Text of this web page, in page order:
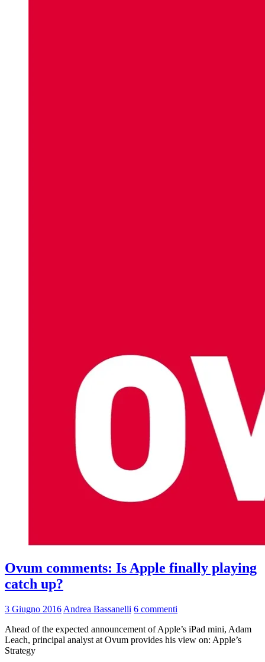
Ovum comments: Is Apple finally playing
catch up?
3 Giugno 2016 Andrea Bassanelli 6 commenti
Ahead of the expected announcement of Apple’s iPad mini, Adam
Leach, principal analyst at Ovum provides his view on: Apple’s
Strategy